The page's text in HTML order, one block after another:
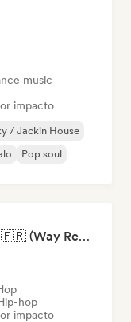
music
impacto
/ Jackin House
Pop soul
RAP FRANÇAIS 2026 🔥🇫🇷 (Way Records)
hop
impacto